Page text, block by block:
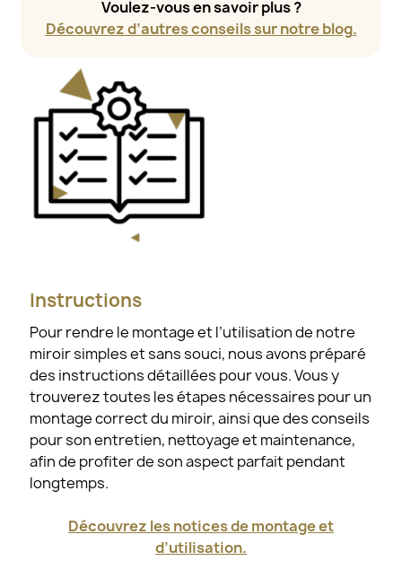
Voulez-vous en savoir plus ?
Découvrez d’autres conseils sur notre blog.
Instructions
Pour rendre le montage et l’utilisation de notre
miroir simples et sans souci, nous avons préparé
des instructions détaillées pour vous. Vous y
trouverez toutes les étapes nécessaires pour un
montage correct du miroir, ainsi que des conseils
pour son entretien, nettoyage et maintenance,
afin de profiter de son aspect parfait pendant
longtemps.
Découvrez les notices de montage et
d’utilisation.